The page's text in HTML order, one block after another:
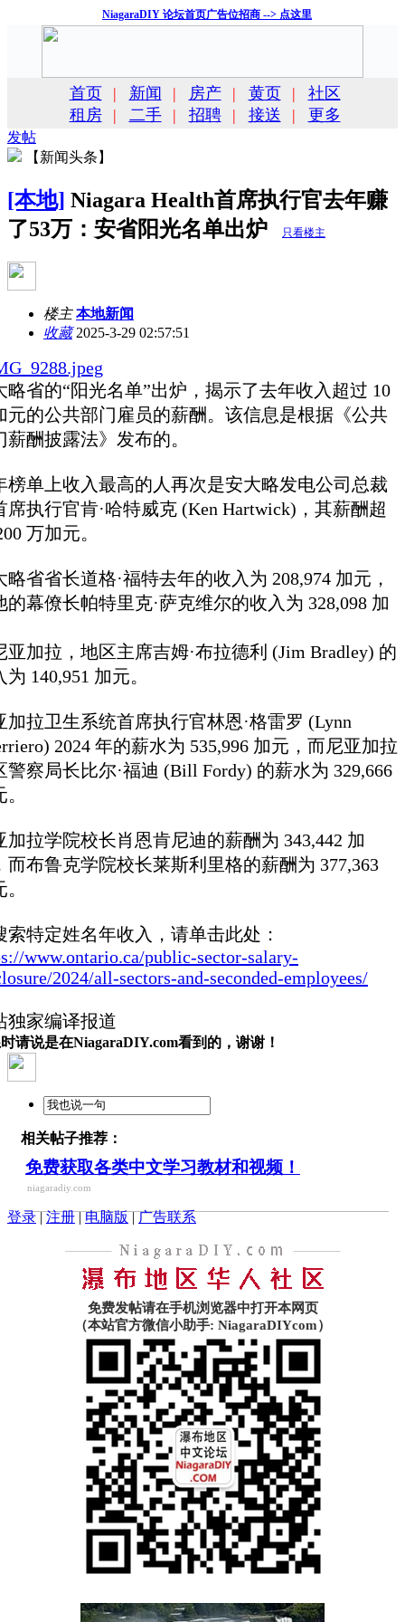
NiagaraDIY 论坛首页广告位招商 --> 点这里
首页 | 新闻 | 房产 | 黄页 |
社区
租房
| 二手 | 招聘 | 接送 | 更多
发帖
【新闻头条】
[本地] Niagara Health首席执行官去年赚
了53万：安省阳光名单出炉
只看楼主
楼主 本地新闻
收藏2025-3-29 02:57:51
略省的“阳光名单”出炉，揭示了去年收入超过 10
元的公共部门雇员的薪酬。该信息是根据《公共
薪酬披露法》发布的。
榜单上收入最高的人再次是安大略发电公司总裁
席执行官肯·哈特威克 (Ken Hartwick)，其薪酬超
万加元。
略省省长道格·福特去年的收入为 208,974 加元，
的幕僚长帕特里克·萨克维尔的收入为 328,098 加
亚加拉，地区主席吉姆·布拉德利 (Jim Bradley) 的
为 140,951 加元。
加拉卫生系统首席执行官林恩·格雷罗 (Lynn
2024 年的薪水为 535,996 加元，而尼亚加拉
警察局长比尔·福迪 (Bill Fordy) 的薪水为 329,666
加拉学院校长肖恩肯尼迪的薪酬为 343,442 加
而布鲁克学院校长莱斯利里格的薪酬为 377,363
索特定姓名年收入，请单击此处：
www.ontario.ca/public-sector-salary-
2024/all-sectors-and-seconded-employees/
独家编译报道
请说是在NiagaraDIY.com看到的，谢谢！
相关帖子推荐：
免费获取各类中文学习教材和视频！
niagaradiy.com
登录|注册|电脑版|广告联系
免费发帖请在手机浏览器中打开本网页
（本站官方微信小助手: NiagaraDIYcom）